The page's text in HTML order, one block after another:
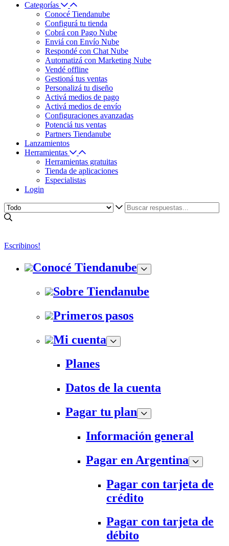
Categorías
Conocé Tiendanube
Configurá tu tienda
Cobrá con Pago Nube
Enviá con Envío Nube
Respondé con Chat Nube
Automatizá con Marketing Nube
Vendé offline
Gestioná tus ventas
Personalizá tu diseño
Activá medios de pago
Activá medios de envío
Configuraciones avanzadas
Potenciá tus ventas
Partners Tiendanube
Lanzamientos
Herramientas
Herramientas gratuitas
Tienda de aplicaciones
Especialistas
Login
Escribinos!
Conocé Tiendanube
Sobre Tiendanube
Primeros pasos
Mi cuenta
Planes
Datos de la cuenta
Pagar tu plan
Información general
Pagar en Argentina
Pagar con tarjeta de
crédito
Pagar con tarjeta de
débito